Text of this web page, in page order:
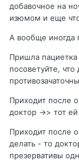
добавочное на
изюмом и еще
А вообще иногда
Пришла пациетка
посоветуйте, что
Приходит после
доктор ->> тот
Приходит после
делать - то
презервативы